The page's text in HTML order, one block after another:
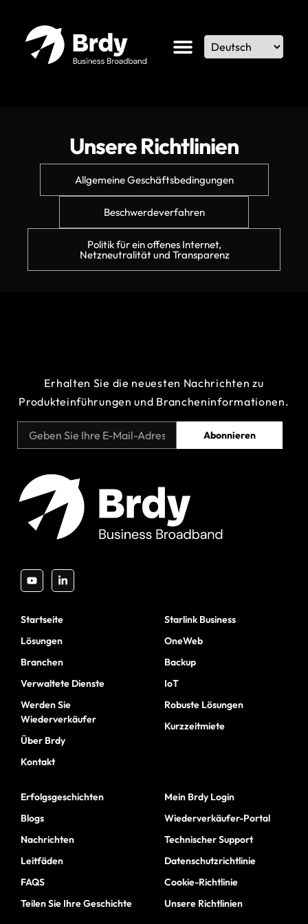
Unsere Richtlinien
Allgemeine Geschäftsbedingungen
Beschwerdeverfahren
Politik für ein offenes Internet,
Netzneutralität und Transparenz
Erhalten Sie die neuesten Nachrichten zu
Produkteinführungen und Brancheninformationen.
Abonnieren
Startseite
Lösungen
Branchen
Verwaltete Dienste
Werden Sie
Wiederverkäufer
Über Brdy
Kontakt
Starlink Business
OneWeb
Backup
IoT
Robuste Lösungen
Kurzzeitmiete
Erfolgsgeschichten
Blogs
Nachrichten
Leitfäden
FAQS
Teilen Sie Ihre Geschichte
Mein Brdy Login
Wiederverkäufer-Portal
Technischer Support
Datenschutzrichtlinie
Cookie-Richtlinie
Unsere Richtlinien